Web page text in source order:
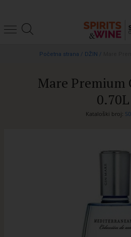
Početna strana / DŽIN /
Mare Premium
0.70L
Kataloški broj: